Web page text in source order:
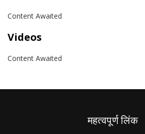
Content Awaited
Videos
Content Awaited
महत्वपूर्ण लिंक